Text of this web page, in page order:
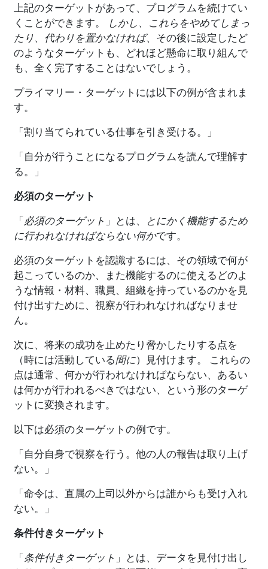
上記のターゲットがあって、プログラムを続けてい
くことができます。
しかし、これらをやめてしまっ
たり、代わりを置かなければ、その後に設定したど
のようなターゲットも、どれほど懸命に取り組んで
も、全く完了することはないでしょう。
プライマリー・ターゲットには以下の例が含まれま
す。
「割り当てられている仕事を引き受ける。」
「自分が行うことになるプログラムを読んで理解す
る。」
必須のターゲット
「必須のターゲット 」とは、
とにかく機能するため
に行われなければならない何かです。
必須のターゲットを認識するには、その領域で何が
起こっているのか、また機能するのに使えるどのよ
うな情報・材料、職員、組織を持っているのかを見
付け出すために、視察が行われなければなりませ
ん。
次に、将来の成功を止めたり脅かしたりする点を
（時には活動している間に）見付けます。 これらの
点は通常、何かが行われなければならない、あるい
は何かが行われるべきではない、という形のターゲ
ットに変換されます。
以下は必須のターゲットの例です。
「自分自身で視察を行う。他の人の報告は取り上げ
ない。」
「命令は、直属の上司以外からは誰からも受け入れ
ない。」
条件付きターゲット
「条件付きターゲット 」とは、データを見付け出し